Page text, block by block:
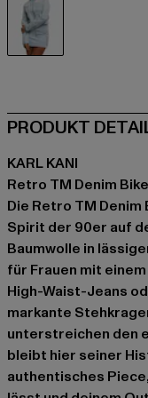
PRODUKT
KARL KANI
Retro TM Denim
Die Retro TM
Spirit der 90er auf
Baumwolle in
für Frauen mit
High-Waist-Jeans
markante
unterstreichen den
bleibt hier seiner
authentisches